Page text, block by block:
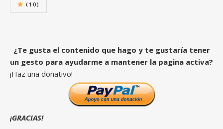
(10)
¿Te gusta el contenido que hago y te gustaría tener
un gesto para ayudarme a mantener la pagina activa?
¡Haz una donativo!
¡GRACIAS!